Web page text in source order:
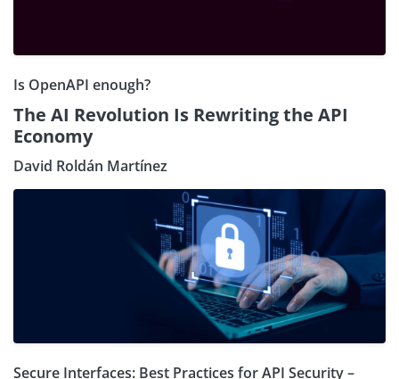
Is OpenAPI enough?
The AI Revolution Is Rewriting the API
Economy
David Roldán Martínez
Secure Interfaces: Best Practices for API Security –